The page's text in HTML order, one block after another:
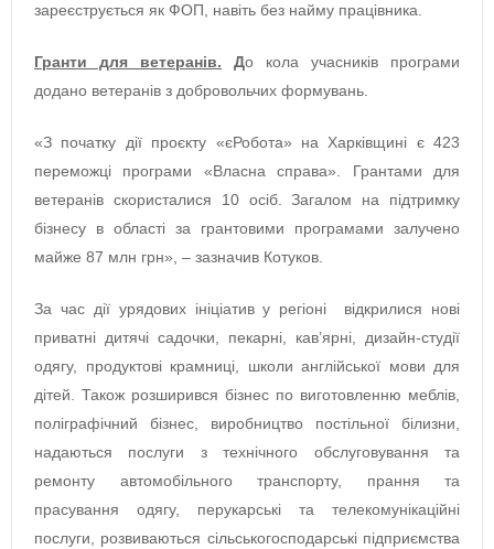
зареєструється як ФОП, навіть без найму працівника.
Гранти для ветеранів. До кола учасників програми
додано ветеранів з добровольчих формувань.
«З початку дії проєкту «єРобота» на Харківщині є 423
переможці програми «Власна справа». Грантами для
ветеранів скористалися 10 осіб. Загалом на підтримку
бізнесу в області за грантовими програмами залучено
майже 87 млн грн», – зазначив Котуков.
За час дії урядових ініціатив у регіоні відкрилися нові
приватні дитячі садочки, пекарні, кав’ярні, дизайн-студії
одягу, продуктові крамниці, школи англійської мови для
дітей. Також розширився бізнес по виготовленню меблів,
поліграфічний бізнес, виробництво постільної білизни,
надаються послуги з технічного обслуговування та
ремонту автомобільного транспорту, прання та
прасування одягу, перукарські та телекомунікаційні
послуги, розвиваються сільськогосподарські підприємства